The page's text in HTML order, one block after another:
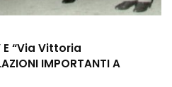
“Via Vittoria
IMPORTANTI A